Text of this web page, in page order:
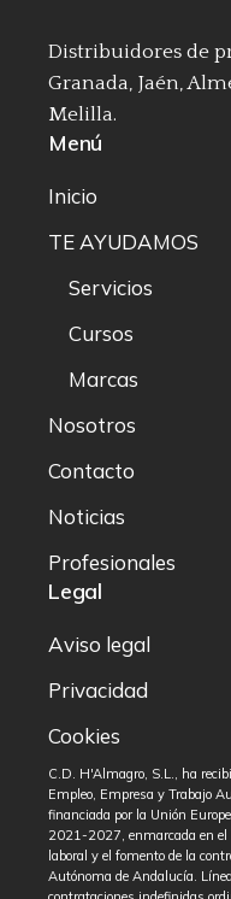
Distribuidores de
Granada, Jaén,
Melilla.
Menú
Inicio
TE AYUDAMOS
Servicios
Cursos
Marcas
Nosotros
Contacto
Noticias
Profesionales
Legal
Aviso legal
Privacidad
Cookies
C.D. H'Almagro, S.L., ha
Empleo, Empresa y Trabajo
financiada por la Unión
2021-2027, enmarcada en el
laboral y el fomento de la
Autónoma de Andalucía.